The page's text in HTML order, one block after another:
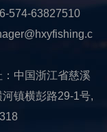
574-63827510
：中国浙江省慈溪
河镇横彭路29-1号,